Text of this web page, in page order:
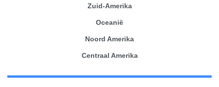
Zuid-Amerika
Oceanië
Noord Amerika
Centraal Amerika